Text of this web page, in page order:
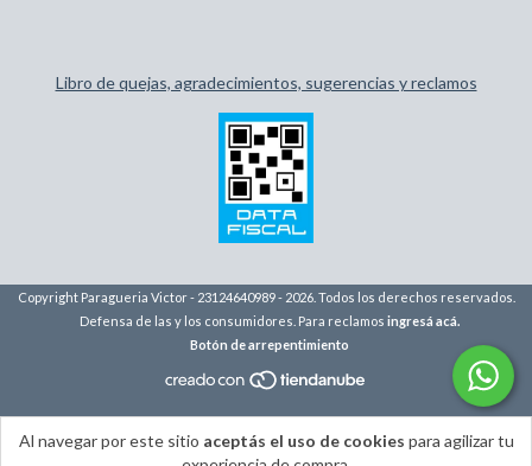
Al navegar por este sitio aceptás el uso de cookies para agilizar tu
Libro de quejas, agradecimientos, sugerencias y reclamos
Copyright Paragueria Victor - 23124640989 - 2026. Todos los derechos reservados.
Defensa de las y los consumidores. Para reclamos ingresá acá.
Botón de arrepentimiento